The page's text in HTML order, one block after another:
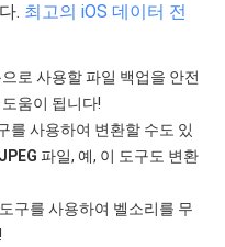
. 최고의 iOS 데이터 전
로 사용할 파일 백업을 안전
움이 됩니다!
를 사용하여 변환할 수도 있
JPEG 파일, 예, 이 도구도 변환
구를 사용하여 벨소리를 무